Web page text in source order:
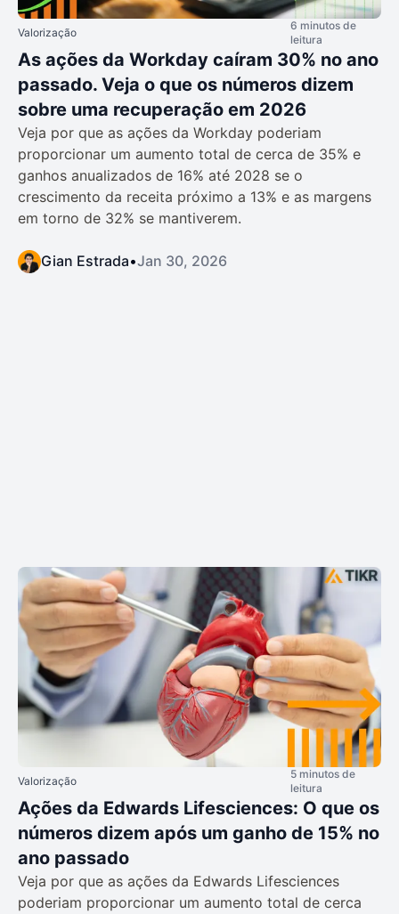
Valorização
6 minutos de
leitura
As ações da Workday caíram 30% no ano
passado. Veja o que os números dizem
sobre uma recuperação em 2026
Veja por que as ações da Workday poderiam
proporcionar um aumento total de cerca de 35% e
ganhos anualizados de 16% até 2028 se o
crescimento da receita próximo a 13% e as margens
em torno de 32% se mantiverem.
Gian Estrada•Jan 30, 2026
Valorização
5 minutos de
leitura
Ações da Edwards Lifesciences: O que os
números dizem após um ganho de 15% no
ano passado
Veja por que as ações da Edwards Lifesciences
poderiam proporcionar um aumento total de cerca